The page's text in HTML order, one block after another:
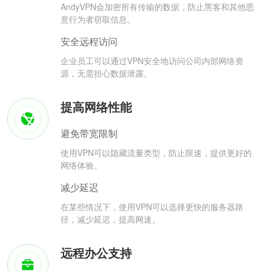
AndyVPN会加密所有传输的数据，防止黑客和其他恶
意行为者窃取信息。
安全远程访问
企业员工可以通过VPN安全地访问公司内部网络资
源，无需担心数据泄露。
提高网络性能
避免带宽限制
使用VPN可以隐藏流量类型，防止限速，提供更好的
网络体验。
减少延迟
在某些情况下，使用VPN可以选择更快的服务器路
径，减少延迟，提高网速。
远程办公支持